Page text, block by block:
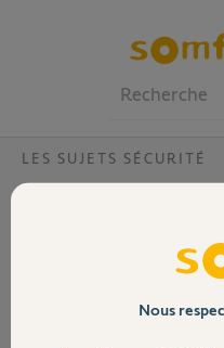
Volet
LES SUJETS SÉCURITÉ
Désactivation
Dans le cas où je n'ai pas de
alors que l'Intellitag de la porte
Nous